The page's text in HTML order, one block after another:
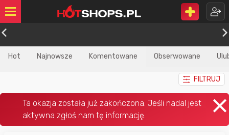
Hot Najnowsze Komentowane Obserwowane
FILTRUJ